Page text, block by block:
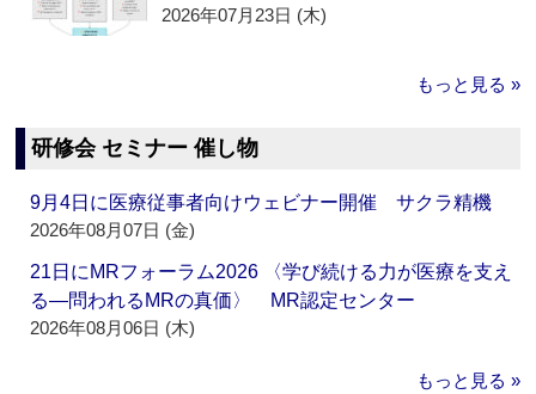
2026年07月23日 (木)
もっと見る »
研修会 セミナー 催し物
9月4日に医療従事者向けウェビナー開催 サクラ精機
2026年08月07日 (金)
21日にMRフォーラム2026 〈学び続ける力が医療を支え
る―問われるMRの真価〉 MR認定センター
2026年08月06日 (木)
もっと見る »